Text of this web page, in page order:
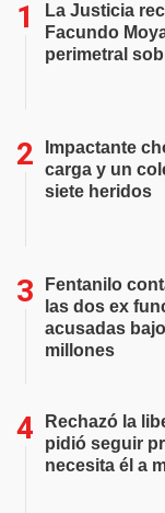
La Justicia
Facundo
perimetral
Impactante
carga y un
siete heridos
Fentanilo
las dos ex
acusadas
millones
Rechazó la
pidió seguir
necesita él a